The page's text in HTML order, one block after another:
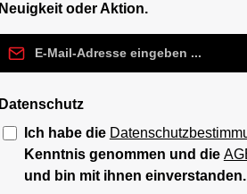
Neuigkeit oder Aktion.
E-Mail-Adresse*
Datenschutz
Ich habe die
Kenntnis genommen und die
und bin mit ihnen einverstanden.